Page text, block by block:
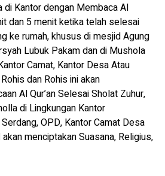
di Kantor dengan Membaca Al
dan 5 menit ketika telah selesai
ke rumah, khusus di mesjid Agung
Lubuk Pakam dan di Mushola
Camat, Kantor Desa Atau
dan Rohis ini akan
Al Qur’an Selesai Sholat Zuhur,
di Lingkungan Kantor
OPD, Kantor Camat Desa
menciptakan Suasana, Religius,